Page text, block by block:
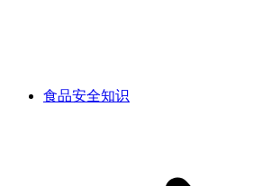
食品安全知识